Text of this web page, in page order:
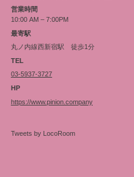
営業時間
10:00 AM – 7:00PM
最寄駅
丸ノ内線西新宿駅 徒歩1分
TEL
03-5937-3727
HP
https://www.pinion.company
Tweets by LocoRoom